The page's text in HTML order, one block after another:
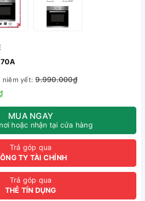
niêm yết:9.990.000₫
MUA NGAY
hoặc nhận tại cửa hàng
Trả góp qua
TY TÀI CHÍNH
Trả góp qua
THẺ TÍN DỤNG